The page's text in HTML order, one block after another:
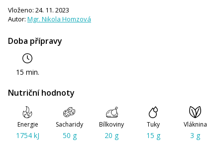
Doba přípravy
15 min.
Vloženo: 24. 11. 2023
Autor: Mgr. Nikola Homzová
Nutriční hodnoty
Energie
1754 kJ
Sacharidy
50 g
Bílkoviny
20 g
Tuky
15 g
Vláknina
3 g